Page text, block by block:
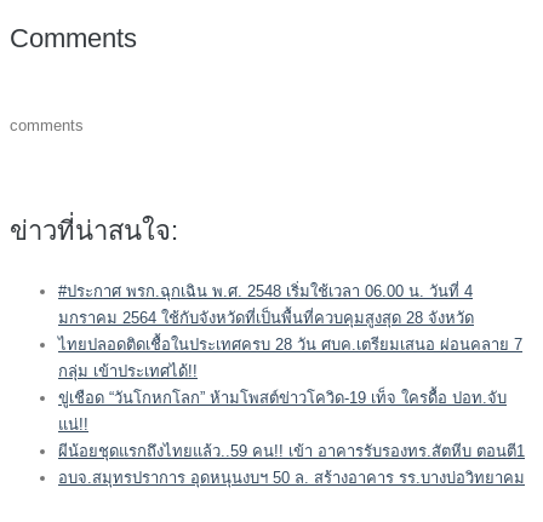
Comments
comments
ข่าวที่น่าสนใจ:
#ประกาศ พรก.ฉุกเฉิน พ.ศ. 2548 เริ่มใช้เวลา 06.00 น. วันที่ 4
มกราคม 2564 ใช้กับจังหวัดที่เป็นพื้นที่ควบคุมสูงสุด 28 จังหวัด
ไทยปลอดติดเชื้อในประเทศครบ 28 วัน ศบค.เตรียมเสนอ ผ่อนคลาย 7
กลุ่ม เข้าประเทศได้!!
ขู่เชือด “วันโกหกโลก” ห้ามโพสต์ข่าวโควิด-19 เท็จ ใครดื้อ ปอท.จับ
แน่!!
ผีน้อยชุดแรกถึงไทยแล้ว..59 คน!! เข้า อาคารรับรองทร.สัตหีบ ตอนตี1
อบจ.สมุทรปราการ อุดหนุนงบฯ 50 ล. สร้างอาคาร รร.บางบ่อวิทยาคม